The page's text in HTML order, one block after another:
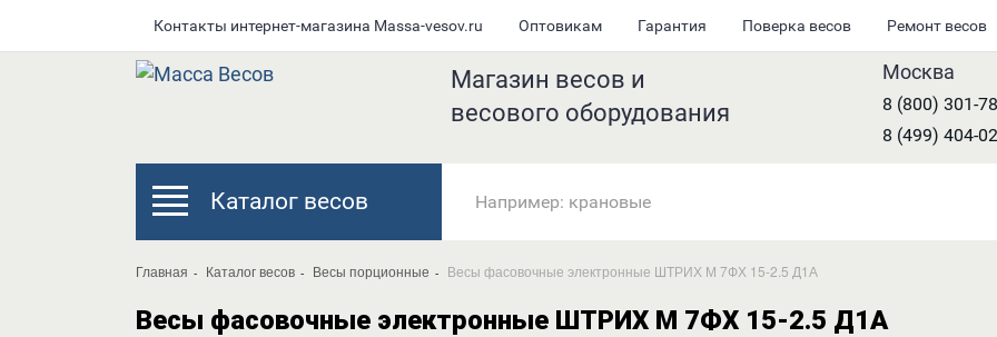
Контакты интернет-магазина Мassa-vesov.ru Оптовикам Гарантия Поверка весов Ремонт весов
Магазин весов и
весового оборудования
Москва
8 (800) 301-
8 (499) 404-
Каталог весов
Главная Каталог весов Весы порционные Весы фасовочные электронные ШТРИХ М 7ФХ 15-2.5 Д1А
Весы фасовочные электронные ШТРИХ М 7ФХ 15-2.5 Д1А